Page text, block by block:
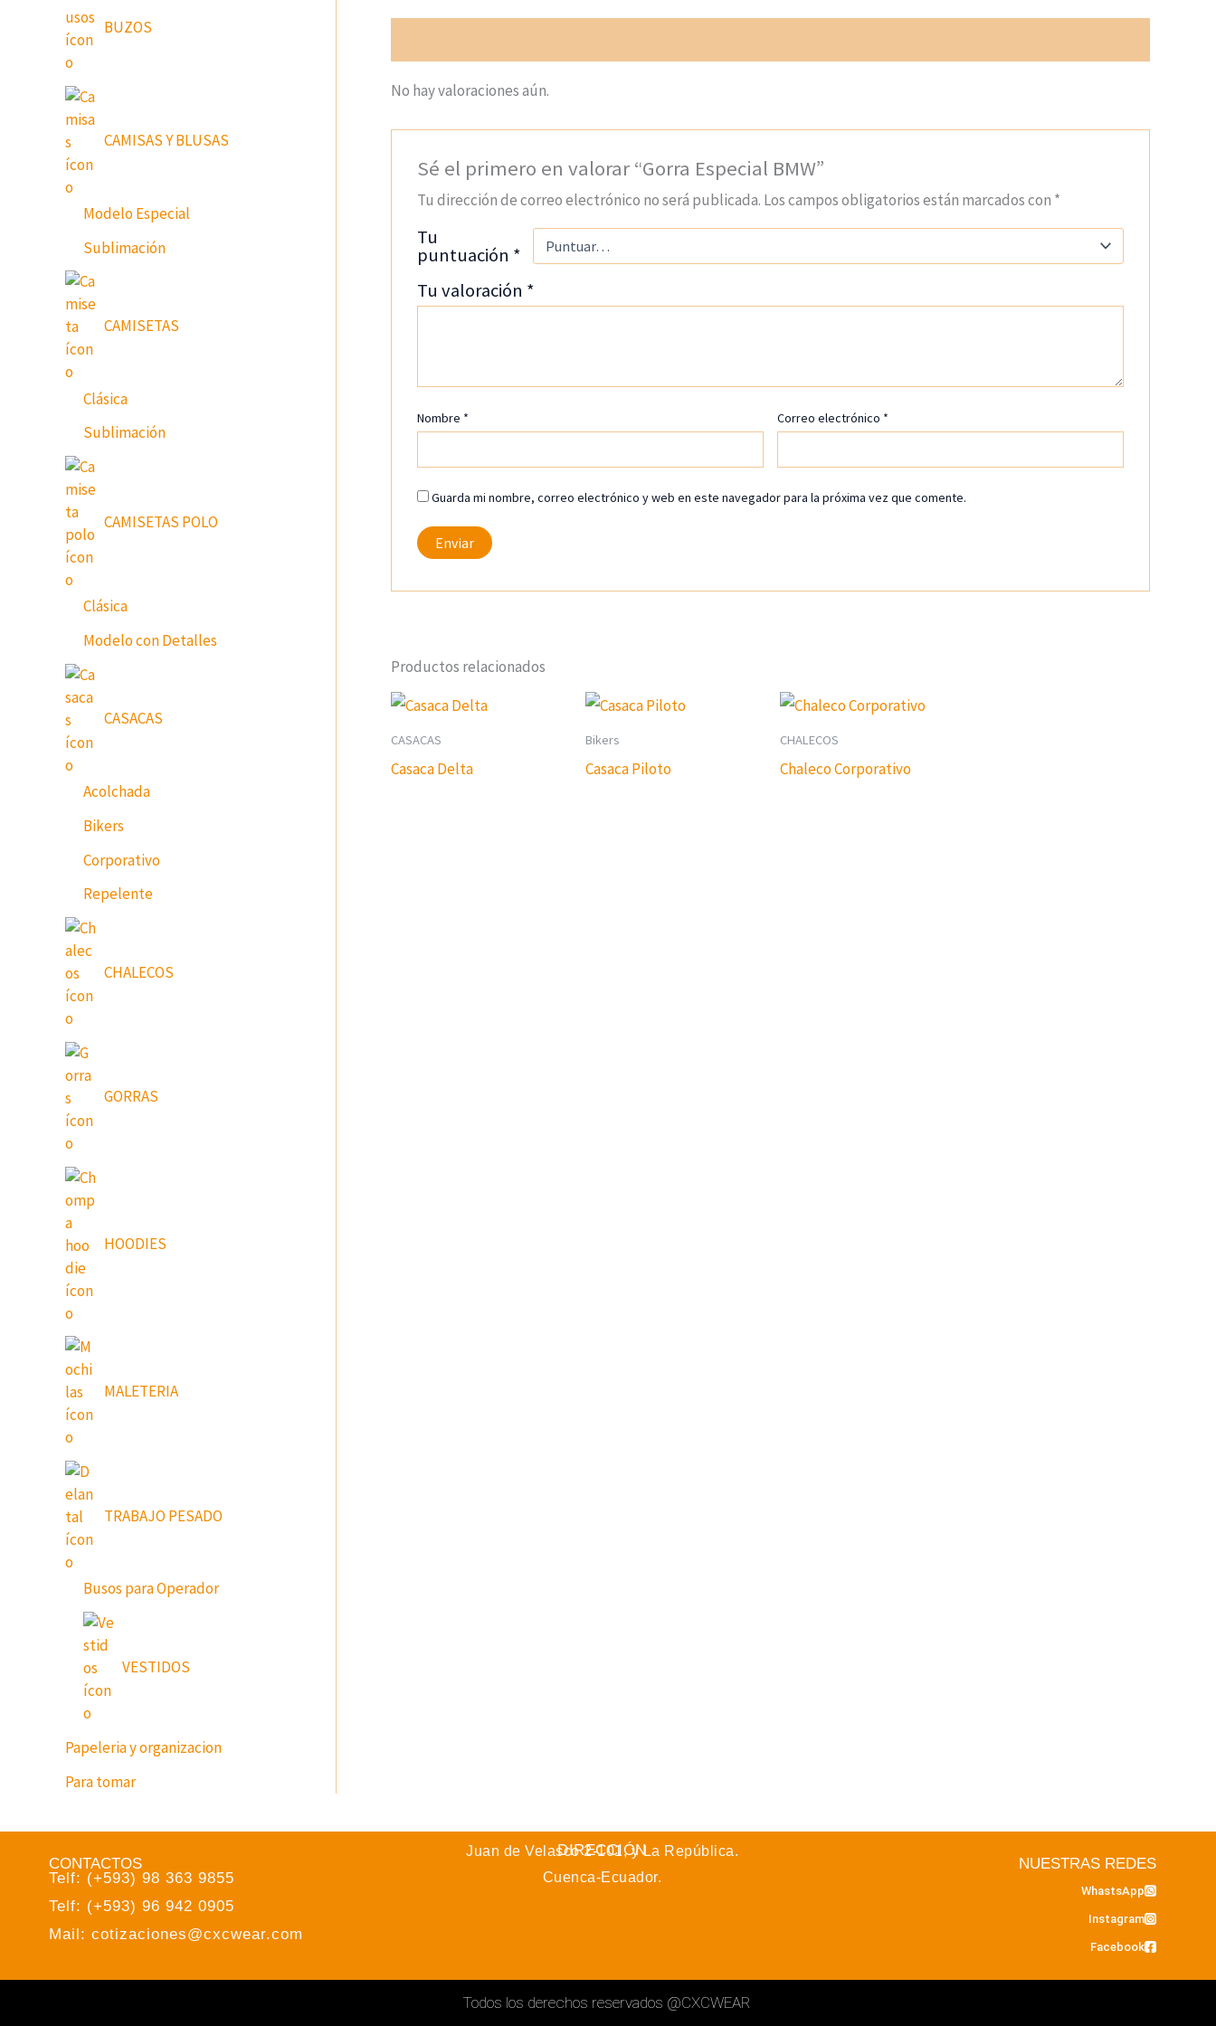
BUZOS
CAMISAS Y BLUSAS
Modelo Especial
Sublimación
CAMISETAS
Clásica
Sublimación
CAMISETAS POLO
Clásica
Modelo con Detalles
CASACAS
Acolchada
Bikers
Corporativo
Repelente
CHALECOS
GORRAS
HOODIES
MALETERIA
TRABAJO PESADO
Busos para Operador
VESTIDOS
Papeleria y organizacion
Para tomar
No hay valoraciones aún.
Sé el primero en valorar “Gorra Especial BMW”
Tu dirección de correo electrónico no será publicada. Los campos obligatorios están marcados con *
Tu
puntuación *
Tu valoración *
Nombre * Correo electrónico *
Guarda mi nombre, correo electrónico y web en este navegador para la próxima vez que comente.
Productos relacionados
CASACAS
Casaca Delta
Bikers
Casaca Piloto
CHALECOS
Chaleco Corporativo
CONTACTOS
Telf: (+593) 98 363 9855
Telf: (+593) 96 942 0905
Mail: cotizaciones@cxcwear.com
DIRECCIÓN
Juan de Velasco 2-101, y La República.
Cuenca-Ecuador.
NUESTRAS REDES
WhastsApp
Instagram
Facebook
Todos los derechos reservados @CXCWEAR